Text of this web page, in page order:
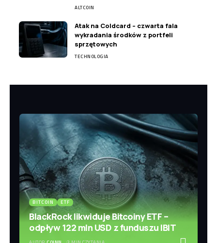
ALTCOIN
Atak na Coldcard – czwarta fala
wykradania środków z portfeli
sprzętowych
TECHNOLOGIA
BITCOIN ETF
BlackRock likwiduje Bitcoiny ETF –
odpływ 122 mln USD z funduszu IBIT